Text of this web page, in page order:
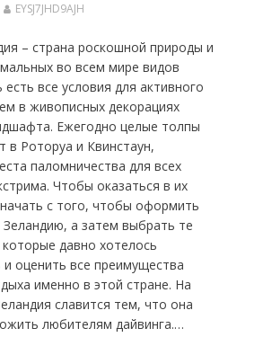
EYSJ7JHD9AJH
– страна роскошной природы и
во всем мире видов
есть все условия для активного
в живописных декорациях
Ежегодно целые толпы
в Роторуа и Квинстаун,
паломничества для всех
Чтобы оказаться в их
с того, чтобы оформить
а затем выбрать те
давно хотелось
оценить все преимущества
именно в этой стране. На
славится тем, что она
любителям дайвинга.…